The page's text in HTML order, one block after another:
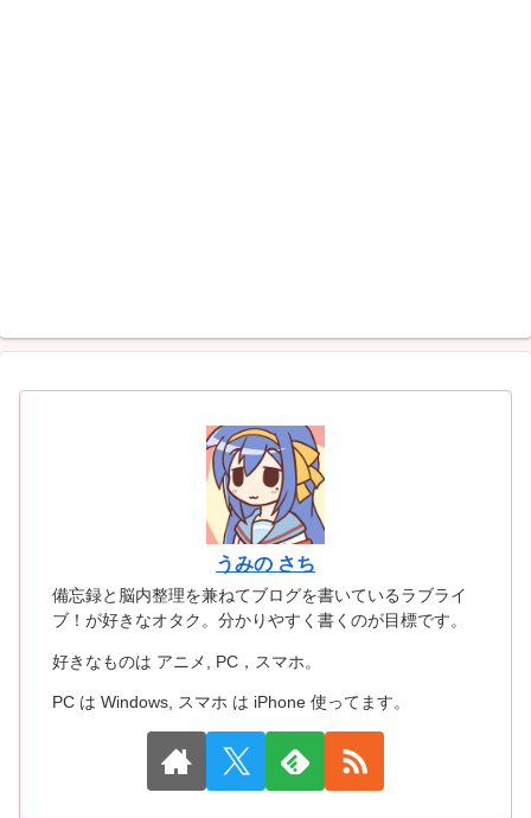
うみの さち
備忘録と脳内整理を兼ねてブログを書いているラブライ
ブ！が好きなオタク。分かりやすく書くのが目標です。
好きなものは アニメ, PC，スマホ。
PC は Windows, スマホ は iPhone 使ってます。